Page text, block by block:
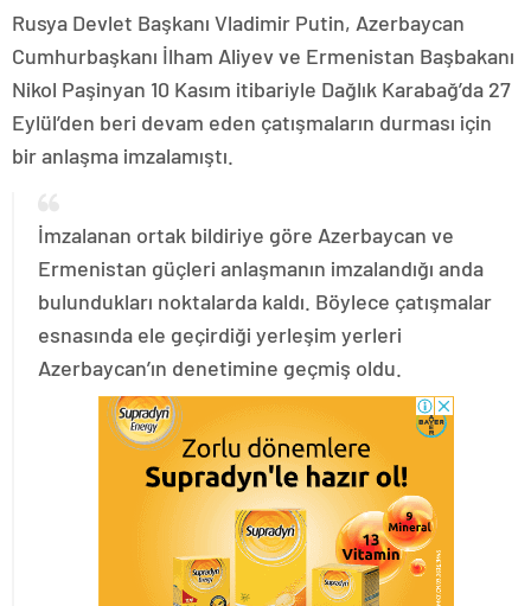
Rusya Devlet Başkanı Vladimir Putin, Azerbaycan
Cumhurbaşkanı İlham Aliyev ve Ermenistan Başbakanı
Nikol Paşinyan 10 Kasım itibariyle Dağlık Karabağ’da 27
Eylül’den beri devam eden çatışmaların durması için
bir anlaşma imzalamıştı.
İmzalanan ortak bildiriye göre Azerbaycan ve
Ermenistan güçleri anlaşmanın imzalandığı anda
bulundukları noktalarda kaldı. Böylece çatışmalar
esnasında ele geçirdiği yerleşim yerleri
Azerbaycan’ın denetimine geçmiş oldu.